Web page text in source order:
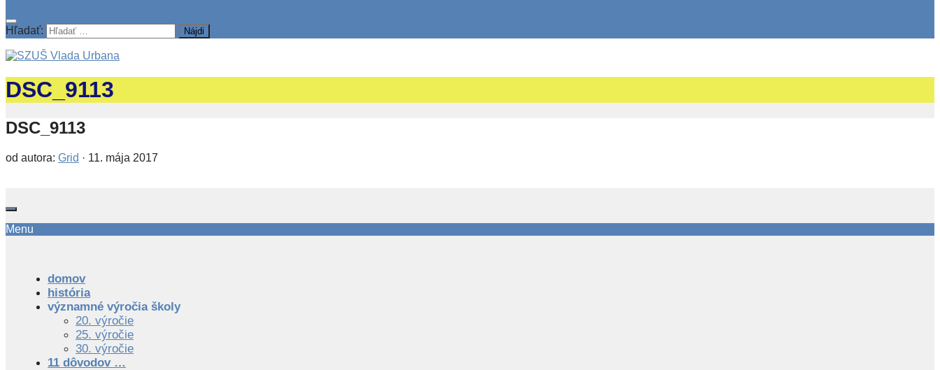
Hľadať:
DSC_9113
DSC_9113
od autora: Grid · 11. mája 2017
Menu
domov
história
významné výročia školy
20. výročie
25. výročie
30. výročie
11 dôvodov …